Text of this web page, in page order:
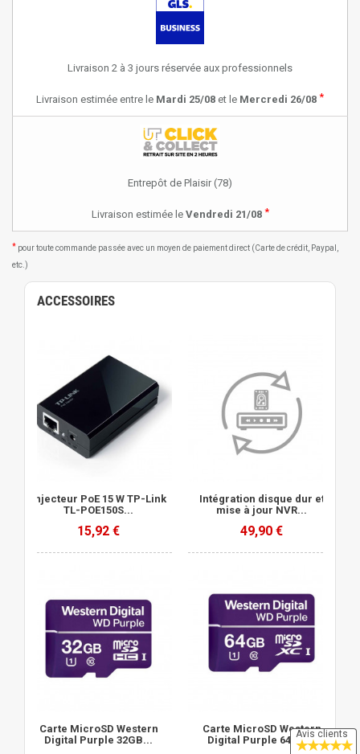
Livraison 2 à 3 jours réservée aux professionnels
Livraison estimée entre le Mardi 25/08 et le Mercredi 26/08 *
Entrepôt de Plaisir (78)
Livraison estimée le Vendredi 21/08 *
* pour toute commande passée avec un moyen de paiement direct (Carte de crédit, Paypal,
etc.)
ACCESSOIRES
Injecteur PoE 15 W TP-Link
TL-POE150S...
15,92 €
Intégration disque dur et
mise à jour NVR...
49,90 €
Carte MicroSD Western
Digital Purple 32GB...
Carte MicroSD Western
Digital Purple 64GB...Avis clients
★★★★★